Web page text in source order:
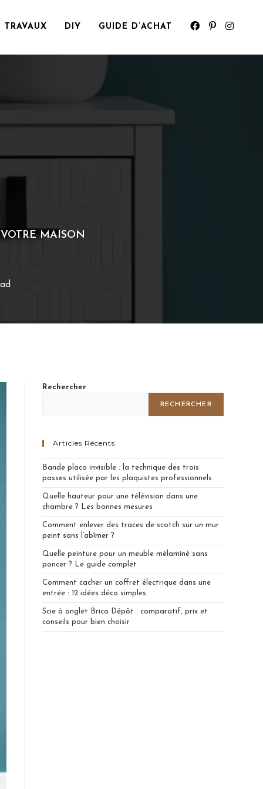
TRAVAUX DIY GUIDE D’ACHAT
MAISON
Rechercher
RECHERCHER
Articles Récents
Bande placo invisible : la technique des trois
passes utilisée par les plaquistes professionnels
Quelle hauteur pour une télévision dans une
chambre ? Les bonnes mesures
Comment enlever des traces de scotch sur un mur
peint sans l’abîmer ?
Quelle peinture pour un meuble mélaminé sans
poncer ? Le guide complet
Comment cacher un coffret électrique dans une
entrée : 12 idées déco simples
Scie à onglet Brico Dépôt : comparatif, prix et
conseils pour bien choisir